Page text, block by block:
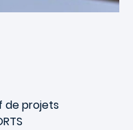
de projets